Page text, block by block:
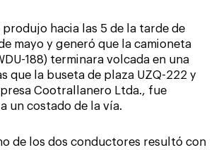
produjo hacia las 5 de la tarde de
mayo y generó que la camioneta
188) terminara volcada en una
que la buseta de plaza UZQ-222 y
Cootrallanero Ltda., fue
un costado de la vía.
de los dos conductores resultó con